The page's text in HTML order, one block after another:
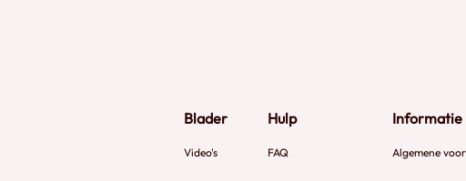
Blader
Video's
Hulp
FAQ
Informatie
Algemene